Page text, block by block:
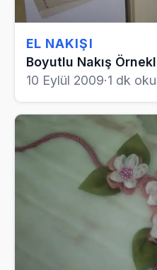
EL NAKIŞI
Boyutlu Nakış
10 Eylül 2009·1 dk